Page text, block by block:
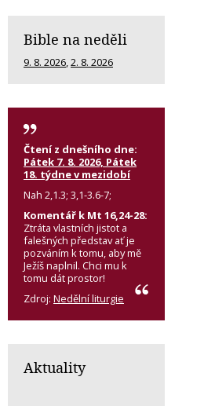
Bible na neděli
9. 8. 2026,2. 8. 2026
Čtení z dnešního dne:
Pátek 7. 8. 2026, Pátek
18. týdne v mezidobí
Nah 2,1.3; 3,1-3.6-7;
Komentář k Mt 16,24-28:
Ztráta vlastních jistot a
falešných představ ať je
pozváním k tomu, aby mě
Ježíš naplnil. Chci mu k
tomu dát prostor!
Zdroj: Nedělní liturgie
Aktuality